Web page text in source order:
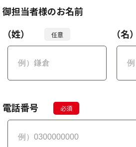
御担当者様のお名前
（姓）
（名）
電話番号